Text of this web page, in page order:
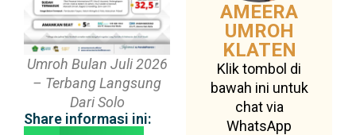
Umroh Bulan Juli 2026
– Terbang Langsung
Dari Solo
Share informasi ini:
AMEERA
UMROH
KLATEN
Klik tombol di
bawah ini untuk
chat via
WhatsApp